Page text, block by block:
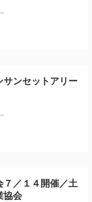
ンセットアリー
／１４開催／土
協会